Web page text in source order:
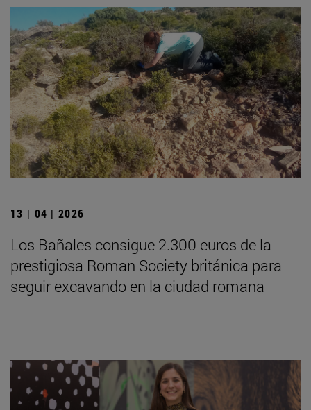
13 | 04 | 2026
Los Bañales consigue 2.300 euros de la
prestigiosa Roman Society británica para
seguir excavando en la ciudad romana